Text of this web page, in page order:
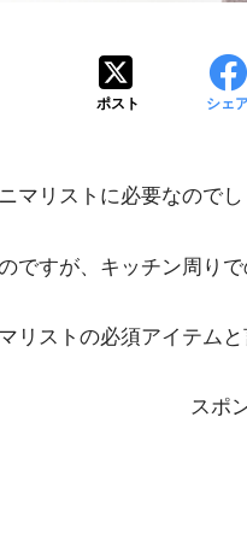
ポスト シェ
マリストに必要なので
ですが、キッチン周り
リストの必須アイテム
スポ